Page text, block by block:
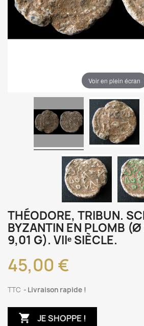
Voir en plein écran
THÉODORE, TRIBUN.
BYZANTIN EN PLOMB
9,01 G). VIIᵉ SIÈCLE.
45,00 €
TTC Livraison rapide !
 JE SHOPPE !